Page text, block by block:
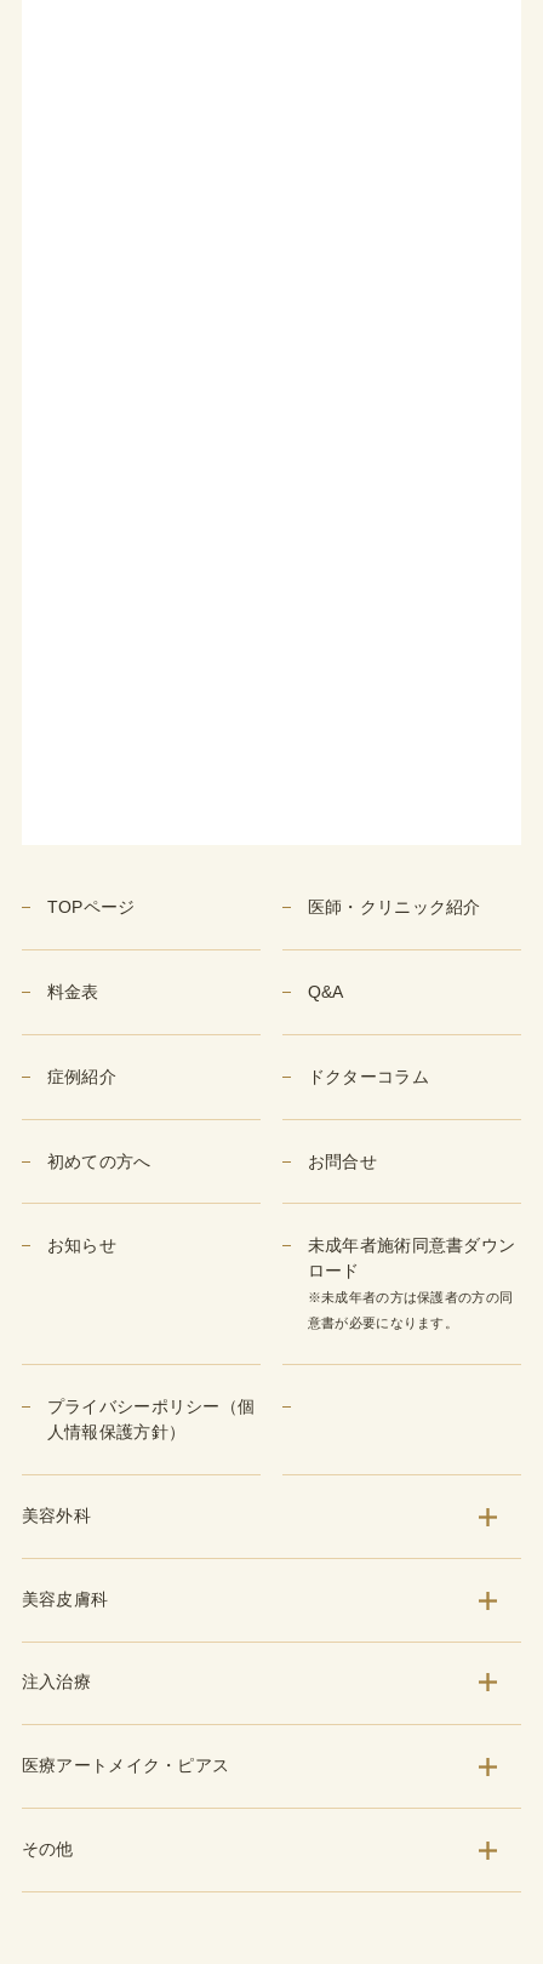
TOPページ 医師・クリニック紹介
料金表 Q&A
症例紹介 ドクターコラム
初めての方へ お問合せ
お知らせ
未成年者施術同意書ダウン
ロード
※未成年者の方は保護者の方の同
意書が必要になります。
プライバシーポリシー（個
人情報保護方針）
美容外科
美容皮膚科
注入治療
医療アートメイク・ピアス
その他